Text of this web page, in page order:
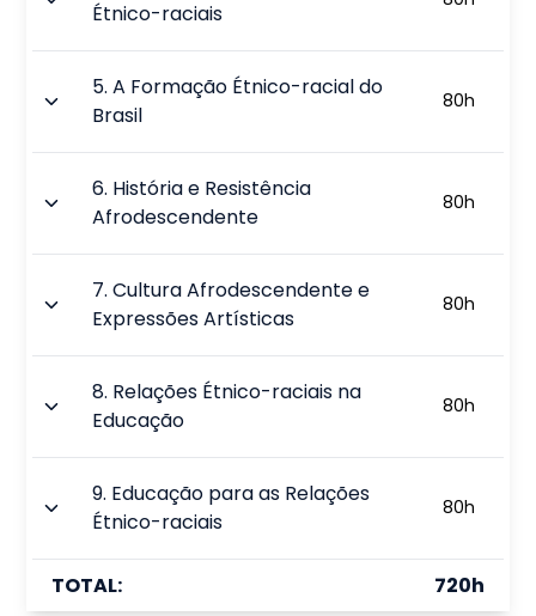
Étnico-raciais
5.A Formação Étnico-racial do
Brasil
80h
6. História e Resistência
Afrodescendente
80h
7.Cultura Afrodescendente e
Expressões Artísticas
80h
8. Relações Étnico-raciais na
Educação
80h
9. Educação para as Relações
Étnico-raciais
80h
TOTAL: 720h